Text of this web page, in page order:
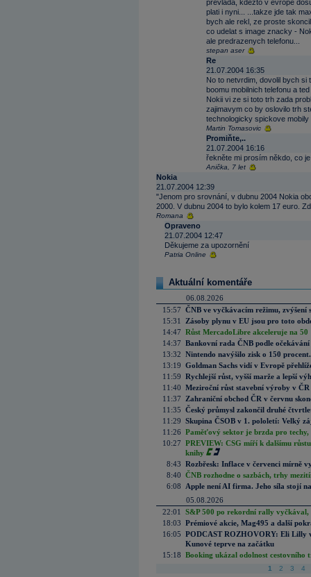
prevlada, kdezto v evrope
plati i nyni... ...takze jde tak
bych ale rekl, ze proste
co udelat s image znacky -
ale predrazenych telefonu...
stepan aser
Re
21.07.2004 16:35
No to netvrdim, dovolil bych
boomu mobilnich telefonu a
Nokii vi ze si toto trh zada
zajimavym co by oslovilo trh
technologicky spickove
Martin Tomasovic
Promiňte,..
21.07.2004 16:16
řekněte mi prosím někdo, co
Anička, 7 let
Nokia
21.07.2004 12:39
"Jenom pro srovnání, v dubnu 2004 Nokia
2000. V dubnu 2004 to bylo kolem 17 euro.
Romana
Opraveno
21.07.2004 12:47
Děkujeme za upozornění
Patria Online
Aktuální komentáře
06.08.2026
15:57 ČNB ve vyčkávacím režimu, zvýšení
15:31
Zásoby plynu v EU jsou pro toto
14:47 Růst MercadoLibre akceleruje na
14:37 Bankovní rada ČNB podle
13:32 Nintendo navýšilo zisk o 150
13:19 Goldman Sachs vidí v Evropě
11:59 Rychlejší růst, vyšší marže a lepší
11:40 Meziroční růst stavební výroby v
11:37
Zahraniční obchod ČR v červnu
11:35 Český průmysl zakončil druhé
11:29 Skupina ČSOB v 1. pololetí: Velký
11:26 Paměťový sektor je brzda pro techy,
10:27 PREVIEW: CSG míří k dalšímu
knihy
8:43 Rozbřesk: Inflace v červenci mírně
8:40 ČNB rozhodne o sazbách, trhy
6:08
Apple není AI firma. Jeho síla stojí
05.08.2026
22:01
S&P 500 po rekordní rally vyčkával,
18:03 Prémiové akcie, Mag495 a další
16:05 PODCAST ROZHOVORY: Eli Lilly
Kunové teprve na začátku
15:18 Booking ukázal odolnost cestovního
1 2 3 4